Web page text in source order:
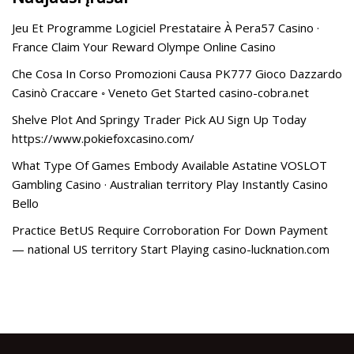
Jeu Et Programme Logiciel Prestataire À Pera57 Casino ·
France Claim Your Reward Olympe Online Casino
Che Cosa In Corso Promozioni Causa PK777 Gioco Dazzardo
Casinò Craccare ◦ Veneto Get Started casino-cobra.net
Shelve Plot And Springy Trader Pick AU Sign Up Today
https://www.pokiefoxcasino.com/
What Type Of Games Embody Available Astatine VOSLOT
Gambling Casino · Australian territory Play Instantly Casino
Bello
Practice BetUS Require Corroboration For Down Payment
— national US territory Start Playing casino-lucknation.com